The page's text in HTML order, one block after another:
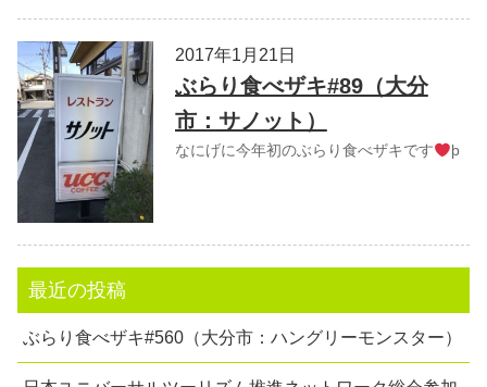
2017年1月21日
ぶらり食べザキ#89（大分
市：サノット）
なにげに今年初のぶらり食べザキです þ
最近の投稿
ぶらり食べザキ#560（大分市：ハングリーモンスター）